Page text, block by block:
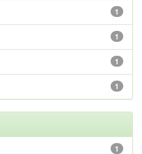
1
1
1
1
1